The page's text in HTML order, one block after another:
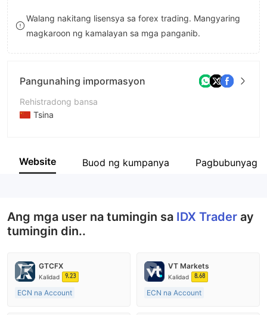
8
9
8
9
Walang nakitang lisensya sa forex trading. Mangyaring
magkaroon ng kamalayan sa mga panganib.
Pangunahing impormasyon
Rehistradong bansa
Tsina
Kumpanya
Website Buod ng kumpanya Pagbubunyag
Ang mga user na tumingin sa IDX Trader ay
tumingin din..
GTCFX
Kalidad 9.23
ECN na Account
VT Markets
Kalidad 8.68
ECN na Account